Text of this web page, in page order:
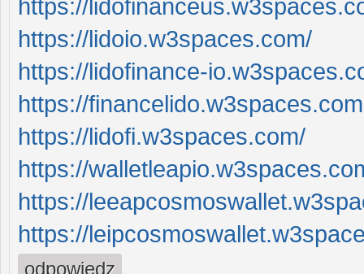
https://
https://lidoio.w3spaces.com/
https://lidofinance-
https://financelido.w3spaces.com
https://lidofi.w3spaces.com/
https://
https://
https://
odpowiedz